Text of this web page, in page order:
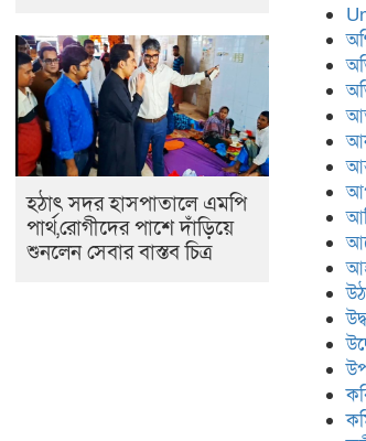
হঠাৎ সদর হাসপাতালে এমপি
পার্থ,রোগীদের পাশে দাঁড়িয়ে
শুনলেন সেবার বাস্তব চিত্র